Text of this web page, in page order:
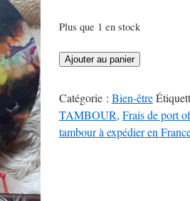
Plus que 1 en stock
quantité
Tambour
de
35
Ajouter au panier
Catégorie : Bien-être
TAMBOUR, Frais de port
tambour à expédier en